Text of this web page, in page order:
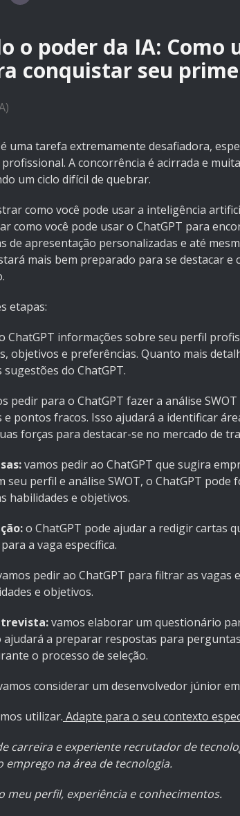
o poder da IA: Como
conquistar seu
uma tarefa extremamente desafiadora,
A concorrência é acirrada e
um ciclo difícil de quebrar.
como você pode usar a inteligência
como você pode usar o ChatGPT para
de apresentação personalizadas e até
mais bem preparado para se destacar
etapas:
ChatGPT informações sobre seu perfil
objetivos e preferências. Quanto mais
do ChatGPT.
pedir para o ChatGPT fazer a análise
pontos fracos. Isso ajudará a identificar
forças para destacar-se no mercado de
vamos pedir ao ChatGPT que sugira
seu perfil e análise SWOT, o ChatGPT
habilidades e objetivos.
o ChatGPT pode ajudar a redigir cartas
a vaga específica.
pedir ao ChatGPT para filtrar as vagas
e objetivos.
vamos elaborar um questionário
ajudará a preparar respostas para
o processo de seleção.
considerar um desenvolvedor júnior
utilizar. Adapte para o seu contexto
carreira e experiente recrutador de
na área de tecnologia.
meu perfil, experiência e conhecimentos.